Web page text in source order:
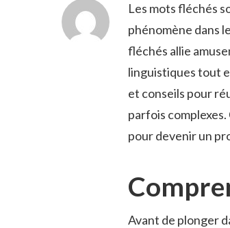
Les mots fléchés
phénomène dans
fléchés allie
linguistiques tout
et conseils pour
parfois
pour devenir un
Avant de plonger